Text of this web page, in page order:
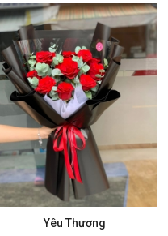
Yêu Thương
Mua ngay